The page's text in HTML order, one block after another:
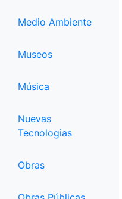
Medio Ambiente
Museos
Música
Nuevas
Tecnologias
Obras